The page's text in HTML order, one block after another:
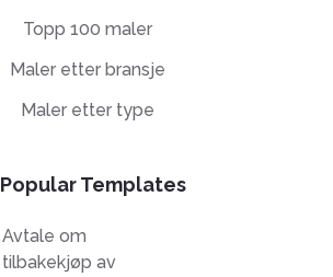
Topp 100 maler
Maler etter bransje
Maler etter type
Popular Templates
Avtale om
tilbakekjøp av